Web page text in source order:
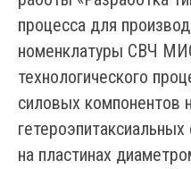
процесса для
номенклатуры СВЧ
технологического
силовых компонентов
гетероэпитаксиальных
на пластинах